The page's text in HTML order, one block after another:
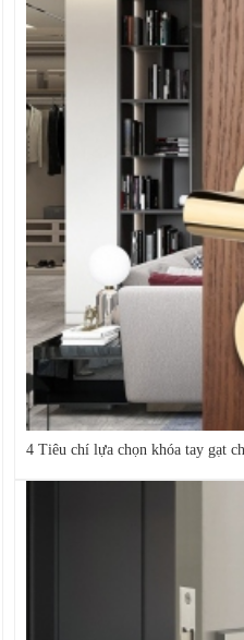
4 Tiêu chí lựa chọn khóa tay gạt